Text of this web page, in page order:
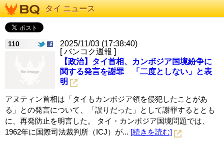
タイ ニュース
110
2025/11/03 (17:38:40)
[ バンコク週報 ]
【政治】タイ首相、カンボジア国境紛争に
関する発言を謝罪 「二度としない」と表
明
アヌティン首相は「タイもカンボジア領を侵犯したことがあ
る」との発言について、「誤りだった」として謝罪するととも
に、再発防止を明言した。 タイ・カンボジア国境問題では、
1962年に国際司法裁判所（ICJ）が... [続きを読む]